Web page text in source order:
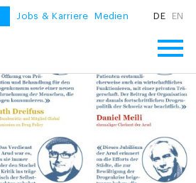
Jobs & Karriere Medien DE EN